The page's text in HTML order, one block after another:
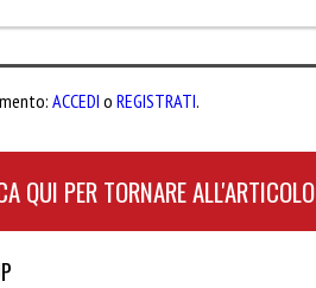
ACCEDI o REGISTRATI.
QUI PER TORNARE ALL'ARTICOLO